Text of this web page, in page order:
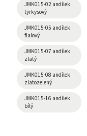
JMK015-02 andílek
tyrkysový
JMK015-05 andílek
fialový
JMK015-07 andílek
zlatý
JMK015-08 andílek
zlatozelený
JMK015-16 andílek
bílý